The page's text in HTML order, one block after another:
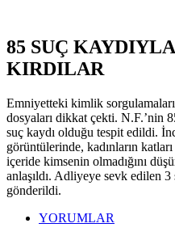
85 SUÇ
KIRDILAR
Emniyetteki kimlik
dosyaları dikkat çekti. N.F.’nin
suç kaydı olduğu tespit edildi.
görüntülerinde, kadınların
içeride kimsenin olmadığını
anlaşıldı. Adliyeye sevk edilen
gönderildi.
YORUMLAR